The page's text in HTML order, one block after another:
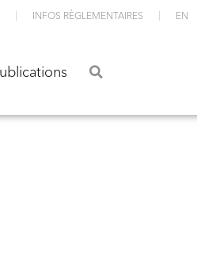
INFOS RÈGLEMENTAIRES EN